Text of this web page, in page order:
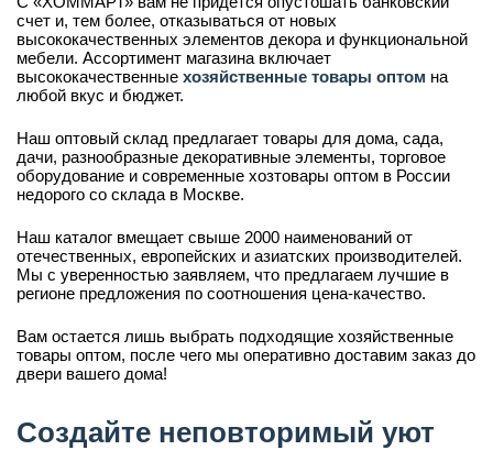
счет и, тем более, отказываться от новых
высококачественных элементов декора и функциональной
мебели. Ассортимент магазина включает
высококачественные хозяйственные товары оптом на
любой вкус и бюджет.
Наш оптовый склад предлагает товары для дома, сада,
дачи, разнообразные декоративные элементы, торговое
оборудование и современные хозтовары оптом в России
недорого со склада в Москве.
Наш каталог вмещает свыше 2000 наименований от
отечественных, европейских и азиатских производителей.
Мы с уверенностью заявляем, что предлагаем лучшие в
регионе предложения по соотношения цена-качество.
Вам остается лишь выбрать подходящие хозяйственные
товары оптом, после чего мы оперативно доставим заказ до
двери вашего дома!
Создайте неповторимый уют